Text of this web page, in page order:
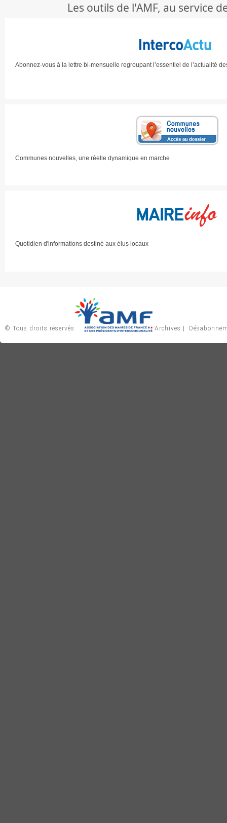
Les outils de l'AMF, au service
Abonnez-vous à la lettre bi-mensuelle regroupant l’essentiel de l’actualité
Communes nouvelles, une réelle dynamique en marche
Quotidien d'informations destiné aux élus locaux
© Tous droits réservés Archives